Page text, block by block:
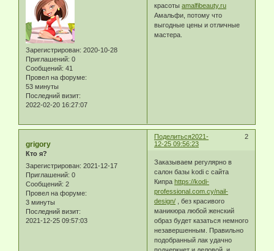
Зарегистрирован: 2020-10-28
Приглашений: 0
Сообщений: 41
Провел на форуме:
53 минуты
Последний визит:
2022-02-20 16:27:07
красотыamalfibeauty.ru
Амальфи, потому что
выгодные цены и отличные
мастера.
Поделиться 2
2021-
12-25 09:56:23
grigory
Кто я?
Зарегистрирован: 2021-12-17
Приглашений: 0
Сообщений: 2
Провел на форуме:
3 минуты
Последний визит:
2021-12-25 09:57:03
Заказываем регулярно в
салон базы kodi с сайта
Кипраhttps://kodi-
professional.com.cy/nail-
design/ , без красивого
маникюра любой женский
образ будет казаться немного
незавершенным. Правильно
подобранный лак удачно